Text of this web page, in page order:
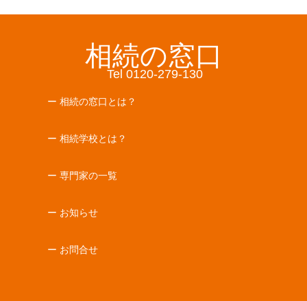
相続の窓口
Tel 0120-279-130
ー 相続の窓口とは？
ー 相続学校とは？
ー 専門家の一覧
ー お知らせ
ー お問合せ